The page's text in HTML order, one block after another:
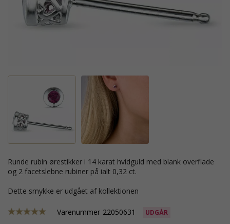
runde rubin ørestikker i 14 karat hvidguld med blank overflade
og 2 facetslebne rubiner på ialt 0,32 ct.
Dette smykke er udgået af kollektionen
Varenummer 22050631 UDGÅR